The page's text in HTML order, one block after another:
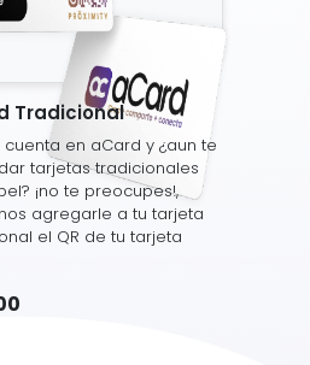
Tradicional
cuenta en aCard y ¿aun te
tarjetas tradicionales
¡no te preocupes!,
agregarle a tu tarjeta
el QR de tu tarjeta